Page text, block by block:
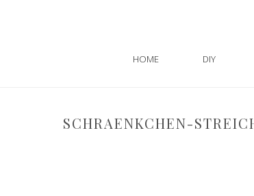
HOME DIY
SCHRAENKCHEN-